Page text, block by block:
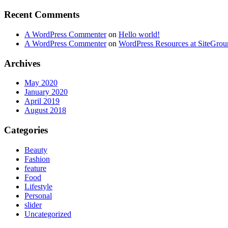
Recent Comments
A WordPress Commenteron Hello world!
A WordPress Commenteron WordPress Resources at
Archives
May 2020
January 2020
April 2019
August 2018
Categories
Beauty
Fashion
feature
Food
Lifestyle
Personal
slider
Uncategorized